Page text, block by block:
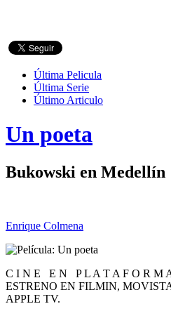
Última Pelicula
Última Serie
Último Articulo
Un poeta
Bukowski en Medellín
Enrique Colmena
C I N E E N P L A T A F O R M
ESTRENO EN FILMIN,
APPLE TV.